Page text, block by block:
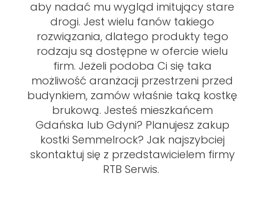
aby nadać mu wygląd imitujący stare
drogi. Jest wielu fanów takiego
rozwiązania, dlatego produkty tego
rodzaju są dostępne w ofercie wielu
firm. Jeżeli podoba Ci się taka
możliwość aranżacji przestrzeni przed
budynkiem, zamów właśnie taką kostkę
brukową. Jesteś mieszkańcem
Gdańska lub Gdyni? Planujesz zakup
kostki Semmelrock? Jak najszybciej
skontaktuj się z przedstawicielem firmy
RTB Serwis.